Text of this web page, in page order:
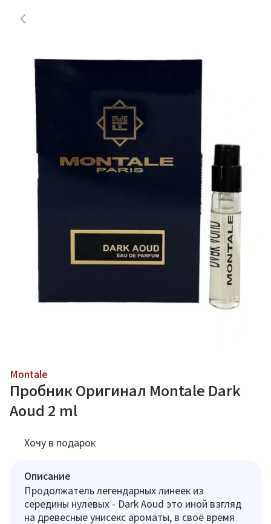
Montale
Пробник Оригинал Montale Dark
Aoud 2 ml
Хочу в подарок
Описание
Продолжатель легендарных линеек из
середины нулевых - Dark Aoud это иной взгляд
на древесные унисекс ароматы, в своё время